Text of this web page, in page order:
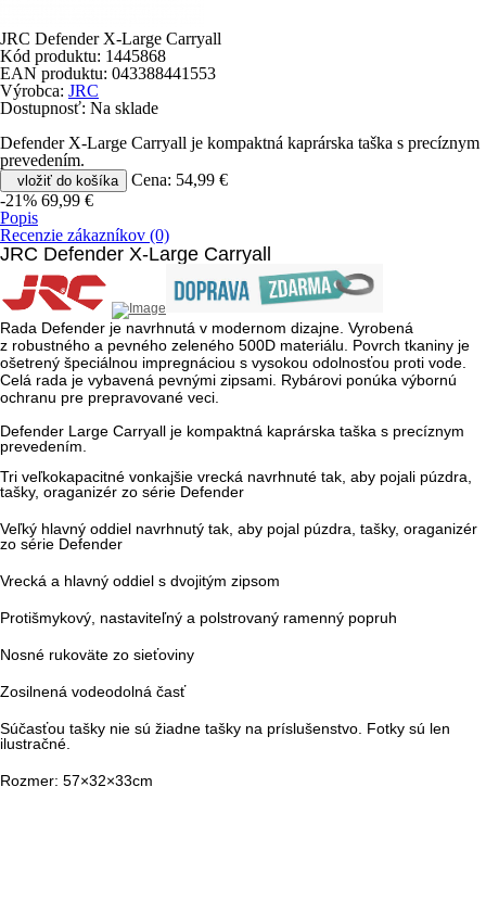
JRC Defender X-Large Carryall
Kód produktu: 1445868
EAN produktu: 043388441553
Výrobca: JRC
Dostupnosť: Na sklade
Defender X-Large Carryall je kompaktná kaprárska taška s precíznym
prevedením.
vložiť do košíka Cena: 54,99 €
-21% 69,99 €
Popis
Recenzie zákazníkov (0)
JRC Defender X-Large Carryall
Rada Defender je navrhnutá v modernom dizajne. Vyrobená
z robustného a pevného zeleného 500D materiálu. Povrch tkaniny je
ošetrený špeciálnou impregnáciou s vysokou odolnosťou proti vode.
Celá rada je vybavená pevnými zipsami. Rybárovi ponúka výbornú
ochranu pre prepravované veci.
Defender Large Carryall je kompaktná kaprárska taška s precíznym
prevedením.
Tri veľkokapacitné vonkajšie vrecká navrhnuté tak, aby pojali púzdra,
tašky, oraganizér zo série Defender
Veľký hlavný oddiel navrhnutý tak, aby pojal púzdra, tašky, oraganizér
zo série Defender
Vrecká a hlavný oddiel s dvojitým zipsom
Protišmykový, nastaviteľný a polstrovaný ramenný popruh
Nosné rukoväte zo sieťoviny
Zosilnená vodeodolná časť
Súčasťou tašky nie sú žiadne tašky na príslušenstvo. Fotky sú len
ilustračné.
Rozmer: 57×32×33cm